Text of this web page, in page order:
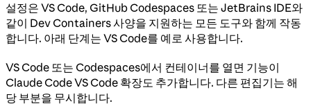
설정은 VS Code, GitHub Codespaces 또는 JetBrains IDE와
같이 Dev Containers 사양을 지원하는 모든 도구와 함께 작동
합니다. 아래 단계는 VS Code를 예로 사용합니다.
VS Code 또는 Codespaces에서 컨테이너를 열면 기능이
Claude Code VS Code 확장도 추가합니다. 다른 편집기는 해
당 부분을 무시합니다.